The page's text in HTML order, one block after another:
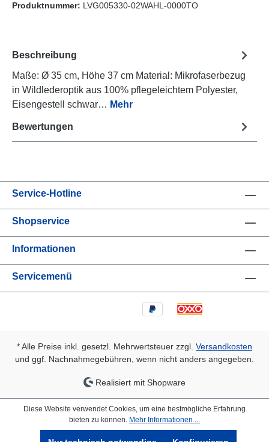
Produktnummer: LVG005330-02WAHL-0000TO
Beschreibung
Maße: Ø 35 cm, Höhe 37 cm Material: Mikrofaserbezug
in Wildlederoptik aus 100% pflegeleichtem Polyester,
Eisengestell schwar… Mehr
Bewertungen
Service-Hotline
Shopservice
Informationen
Servicemenü
* Alle Preise inkl. gesetzl. Mehrwertsteuer zzgl. Versandkosten
und ggf. Nachnahmegebühren, wenn nicht anders angegeben.
Realisiert mit Shopware
Diese Website verwendet Cookies, um eine bestmögliche Erfahrung
bieten zu können. Mehr Informationen ...